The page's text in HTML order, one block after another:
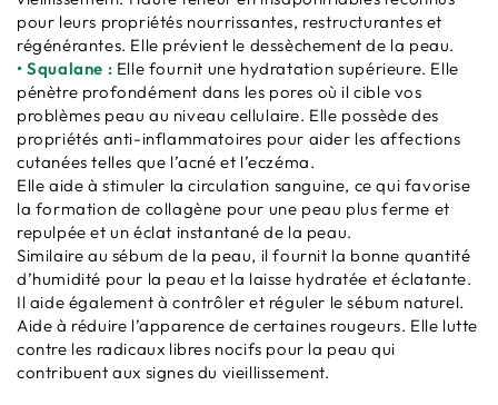
pour leurs propriétés nourrissantes, restructurantes et
régénérantes. Elle prévient le dessèchement de la peau.
• Squalane : Elle fournit une hydratation supérieure. Elle
pénètre profondément dans les pores où il cible vos
problèmes peau au niveau cellulaire. Elle possède des
propriétés anti-inflammatoires pour aider les affections
cutanées telles que l’acné et l’eczéma.
Elle aide à stimuler la circulation sanguine, ce qui favorise
la formation de collagène pour une peau plus ferme et
repulpée et un éclat instantané de la peau.
Similaire au sébum de la peau, il fournit la bonne quantité
d’humidité pour la peau et la laisse hydratée et éclatante.
Il aide également à contrôler et réguler le sébum naturel.
Aide à réduire l’apparence de certaines rougeurs. Elle lutte
contre les radicaux libres nocifs pour la peau qui
contribuent aux signes du vieillissement.